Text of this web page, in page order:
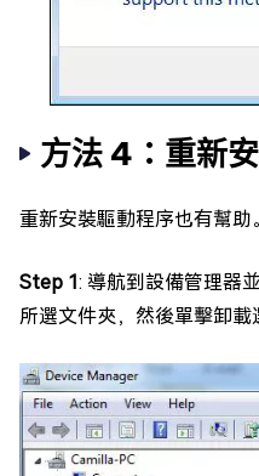
方法 4：重新
重新安裝驅動程序也有幫助
Step 1: 導航到設備管理器
所選文件夾，然後單擊卸載